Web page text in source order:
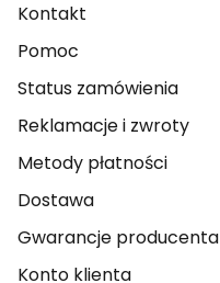
Kontakt
Pomoc
Status zamówienia
Reklamacje i zwroty
Metody płatności
Dostawa
Gwarancje producenta
Konto klienta